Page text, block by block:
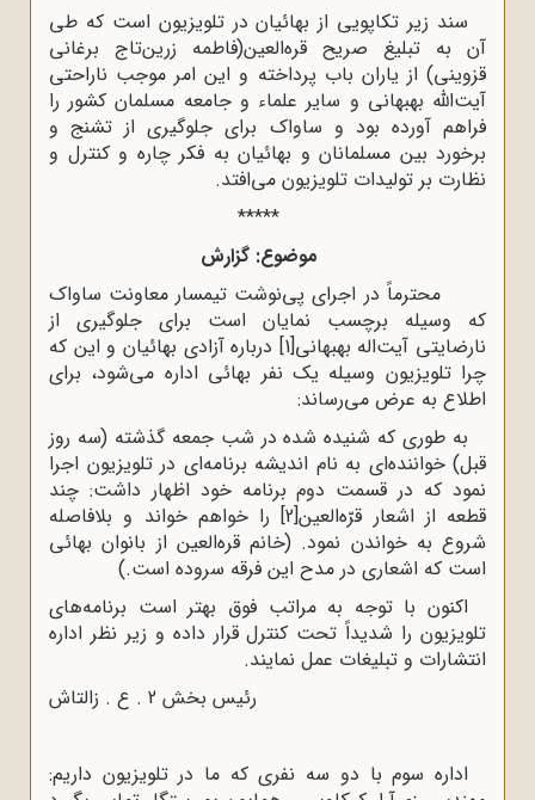
سند زیر تکاپویی از بهائیان در تلویزیون است که طی
آن به تبلیغ صریح قره‌العین(فاطمه زرین‌تاج برغانی
قزوینی) از یاران باب پرداخته و این امر موجب ناراحتی
آیت‌الله بهبهانی و سایر علماء و جامعه مسلمان کشور را
فراهم آورده بود و ساواک برای جلوگیری از تشنج و
برخورد بین مسلمانان و بهائیان به فکر چاره و کنترل و
نظارت بر تولیدات تلویزیون می‌افتد.
*****
موضوع: گزارش
محترماً در اجرای پی‌نوشت تیمسار معاونت ساواک
که وسیله برچسب نمایان است برای جلوگیری از
نارضایتی آیت‌اله بهبهانی[1] درباره آزادی بهائیان و این که
چرا تلویزیون وسیله یک نفر بهائی اداره می‌شود، برای
اطلاع به عرض می‌رساند:
به طوری که شنیده شده در شب جمعه گذشته (سه روز
قبل) خواننده‌ای به نام اندیشه برنامه‌ای در تلویزیون اجرا
نمود که در قسمت دوم برنامه خود اظهار داشت: چند
قطعه از اشعار قرّه‌‌العین[2]را خواهم خواند و بلافاصله
شروع به خواندن نمود. (خانم قره‌العین از بانوان بهائی
است که اشعاری در مدح این فرقه سروده است.)
اکنون با توجه به مراتب فوق بهتر است برنامه‌های
تلویزیون را شدیداً تحت کنترل قرار داده و زیر نظر اداره
انتشارات و تبلیغات عمل نمایند.
رئیس بخش 2 . ع . زالتاش
اداره سوم با دو سه نفری که ما در تلویزیون داریم: